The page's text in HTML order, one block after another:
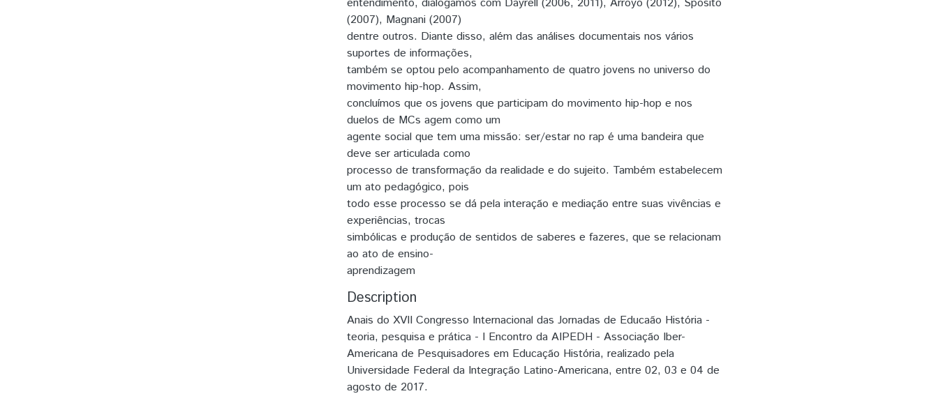
(2007), Magnani (2007)
dentre outros. Diante disso, além das análises documentais nos vários
suportes de informações,
também se optou pelo acompanhamento de quatro jovens no universo do
movimento hip-hop. Assim,
concluímos que os jovens que participam do movimento hip-hop e nos
duelos de MCs agem como um
agente social que tem uma missão: ser/estar no rap é uma bandeira que
deve ser articulada como
processo de transformação da realidade e do sujeito. Também estabelecem
um ato pedagógico, pois
todo esse processo se dá pela interação e mediação entre suas vivências e
experiências, trocas
simbólicas e produção de sentidos de saberes e fazeres, que se relacionam
ao ato de ensino-
aprendizagem
Description
Anais do XVII Congresso Internacional das Jornadas de Educaão História -
teoria, pesquisa e prática - I Encontro da AIPEDH - Associação Iber-
Americana de Pesquisadores em Educação História, realizado pela
Universidade Federal da Integração Latino-Americana, entre 02, 03 e 04 de
agosto de 2017.